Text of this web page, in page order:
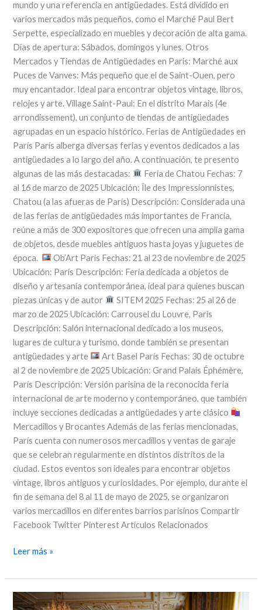
mundo y una referencia en antigüedades. Está dividido en
varios mercados más pequeños, como el Marché Paul Bert
Serpette, especializado en muebles y decoración de alta gama.
Días de apertura: Sábados, domingos y lunes. Otros
Mercados y Tiendas de Antigüedades en París: Marché aux
Puces de Vanves: Más pequeño que el de Saint-Ouen, pero
muy encantador. Ideal para encontrar objetos vintage, libros,
relojes y arte. Village Saint-Paul: En el distrito Marais (4e
arrondissement), un conjunto de tiendas de antigüedades
agrupadas en un espacio histórico. Ferias de Antigüedades en
París París alberga diversas ferias y eventos dedicados a las
antigüedades a lo largo del año. A continuación, te presento
algunas de las más destacadas:
Feria de Chatou Fechas: 7
al 16 de marzo de 2025 Ubicación: Île des Impressionnistes,
Chatou (a las afueras de París) Descripción: Considerada una
de las ferias de antigüedades más importantes de Francia,
reúne a más de 300 expositores que ofrecen una amplia gama
de objetos, desde muebles antiguos hasta joyas y juguetes de
época.
Ob’Art Paris Fechas: 21 al 23 de noviembre de 2025
Ubicación: París Descripción: Feria dedicada a objetos de
diseño y artesanía contemporánea, ideal para quienes buscan
piezas únicas y de autor
SITEM 2025 Fechas: 25 al 26 de
marzo de 2025 Ubicación: Carrousel du Louvre, París
Descripción: Salón internacional dedicado a los museos,
lugares de cultura y turismo, donde también se presentan
antigüedades y arte
Art Basel París Fechas: 30 de octubre
al 2 de noviembre de 2025 Ubicación: Grand Palais Éphémère,
París Descripción: Versión parisina de la reconocida feria
internacional de arte moderno y contemporáneo, que también
incluye secciones dedicadas a antigüedades y arte clásico
Mercadillos y Brocantes Además de las ferias mencionadas,
París cuenta con numerosos mercadillos y ventas de garaje
que se celebran regularmente en distintos distritos de la
ciudad. Estos eventos son ideales para encontrar objetos
vintage, libros antiguos y curiosidades. Por ejemplo, durante el
fin de semana del 8 al 11 de mayo de 2025, se organizaron
varios mercadillos en diferentes barrios parisinos Compartir
Facebook Twitter Pinterest Artículos Relacionados
Leer más »
Venta